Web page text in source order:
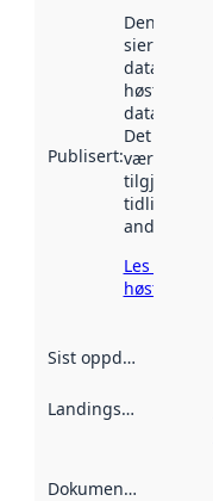
Publisert:
Denne
sier når
datasettet
høstet av
Det kan ha
vært
tilgjengelig
tidligere
andre
Les mer om
høsting her
Sist oppdatert
Landingsside
Dokumentasjon